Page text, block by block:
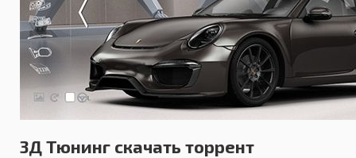
3Д Тюнинг скачать торрент